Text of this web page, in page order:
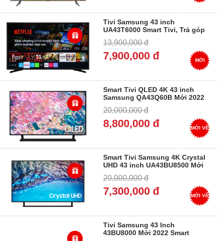
Tivi Samsung 43 inch
UA43T6000 Smart Tivi, Trả góp
13,900,000 đ
7,900,000 đ MỚI
Smart Tivi QLED 4K 43 inch
Samsung QA43Q60B Mới 2022
Trả góp 0%
20,000,000 đ
8,800,000 đ MỚI VỀ
Smart Tivi Samsung 4K Crystal
UHD 43 inch UA43BU8500 Mới
Vượng, Trả góp 0%
20,000,000 đ
7,300,000 đ MỚI VỀ
Tivi Samsung 43 Inch
43BU8000 Mới 2022 Smart